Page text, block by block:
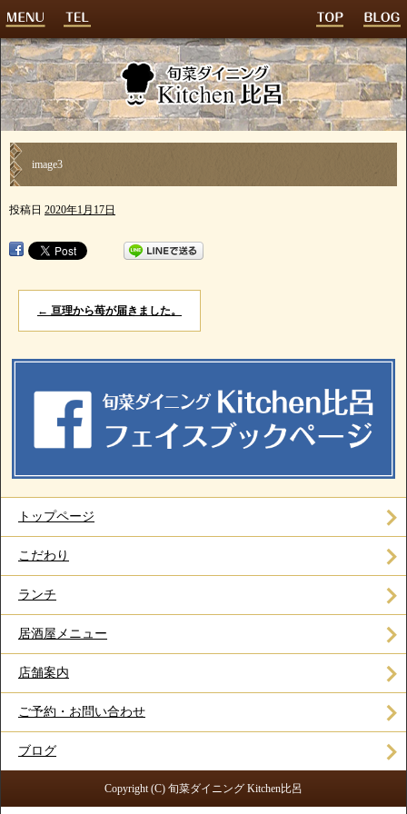
image3
投稿日 2020年1月17日
← 亘理から苺が届きました。
トップページ
こだわり
ランチ
居酒屋メニュー
店舗案内
ご予約・お問い合わせ
ブログ
Copyright (C) 旬菜ダイニング Kitchen比呂